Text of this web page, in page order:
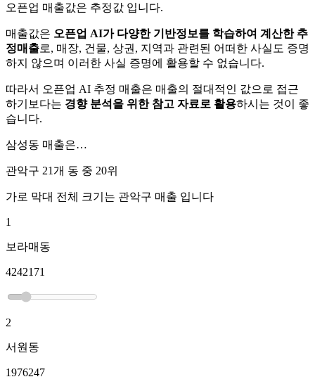
오픈업 매출값은 추정값 입니다.
매출값은 오픈업 AI가 다양한 기반정보를 학습하여 계산한 추
정매출로, 매장, 건물, 상권, 지역과 관련된 어떠한 사실도 증명
하지 않으며 이러한 사실 증명에 활용할 수 없습니다.
따라서 오픈업 AI 추정 매출은 매출의 절대적인 값으로 접근
하기보다는 경향 분석을 위한 참고 자료로 활용하시는 것이 좋
습니다.
삼성동 매출은…
관악구 21개 동 중 20위
가로 막대 전체 크기는 관악구 매출 입니다
1
보라매동
4242171
2
서원동
1976247